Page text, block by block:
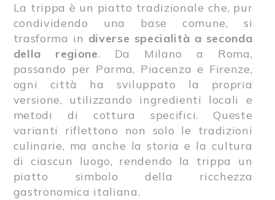
La trippa è un piatto tradizionale che, pur
condividendo una base comune, si
trasforma in diverse specialità a seconda
della regione. Da Milano a Roma,
passando per Parma, Piacenza e Firenze,
ogni città ha sviluppato la propria
versione, utilizzando ingredienti locali e
metodi di cottura specifici. Queste
varianti riflettono non solo le tradizioni
culinarie, ma anche la storia e la cultura
di ciascun luogo, rendendo la trippa un
piatto simbolo della ricchezza
gastronomica italiana.